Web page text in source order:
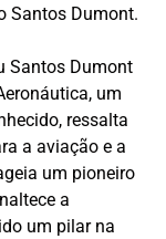
Santos Dumont.
Santos Dumont
um
ressalta
a aviação e a
um pioneiro
a
um pilar na